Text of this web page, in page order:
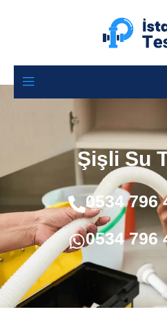
Şişli Su
0534 796
0534 796